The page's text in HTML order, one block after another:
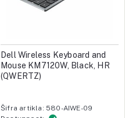
Dell Wireless Keyboard and
Mouse KM7120W, Black, HR
(QWERTZ)
Šifra artikla: 580-AIWE-09